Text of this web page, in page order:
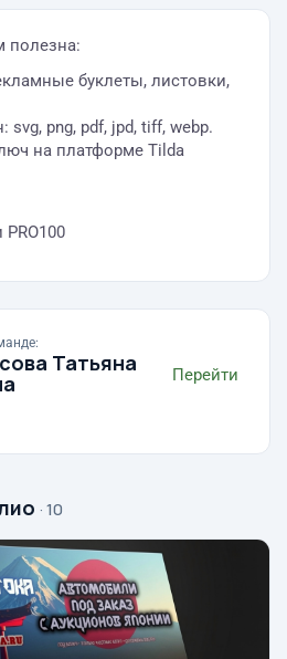
полезна:
буклеты, листовки,
svg, png, pdf, jpd, tiff, webp.
на платформе Tilda
Татьяна Перейти
· 10